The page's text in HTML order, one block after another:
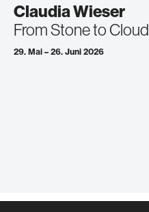
Claudia Wieser
From Stone to Cloud
29. Mai – 26. Juni 2026